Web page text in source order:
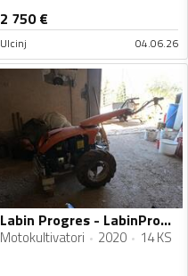
2 750€
Ulcinj 04.06.26
Labin Progres - LabinProgres
Motokultivatori 2020 14 KS